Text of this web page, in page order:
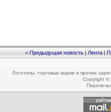
< Предыдущая новость|Лента|
Логотипы, торговые марки и прочие
Copyright ©